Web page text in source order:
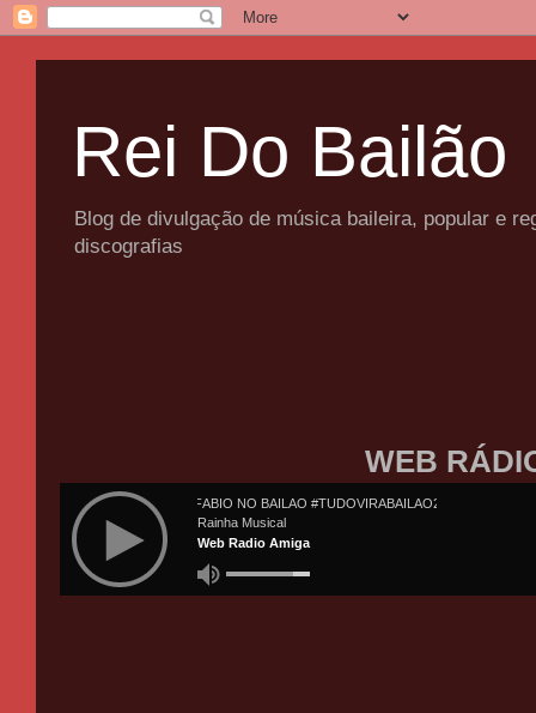
Rei Do Bailão
Blog de divulgação de música baileira, popular e
discografias
WEB